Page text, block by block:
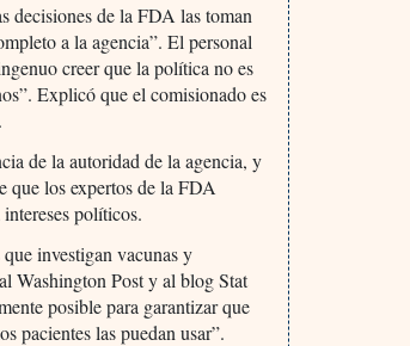
decisiones de la FDA las toman
a la agencia”. El personal
creer que la política no es
Explicó que el comisionado es
de la autoridad de la agencia, y
que los expertos de la FDA
políticos.
investigan vacunas y
Washington Post y al blog Stat
posible para garantizar que
pacientes las puedan usar”.